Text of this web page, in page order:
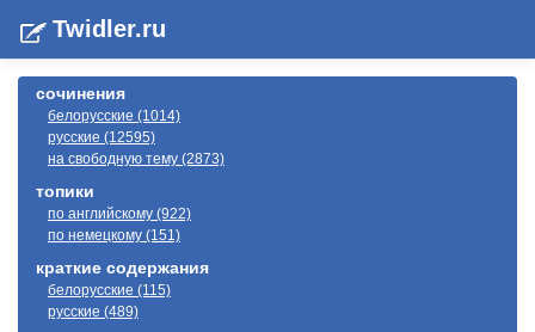
Twidler.ru
сочинения
белорусские (1014)
русские (12595)
на свободную тему (2873)
топики
по английскому (922)
по немецкому (151)
краткие содержания
белорусские (115)
русские (489)